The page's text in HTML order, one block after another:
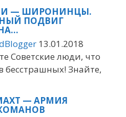
— ШИРОНИНЦЫ.
ПОДВИГ
13.01.2018
Советские люди, что
Знайте,
— АРМИЯ